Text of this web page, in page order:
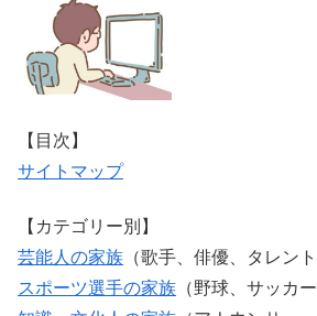
【目次】
サイトマップ
【カテゴリー別】
芸能人の家族 （歌手、俳優、タレント
スポーツ選手の家族 （野球、サッカー